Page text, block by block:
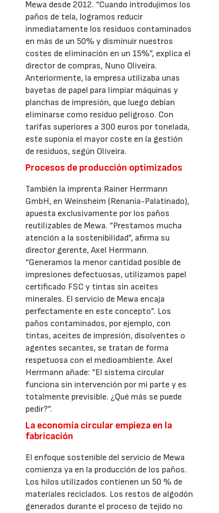
Mewa desde 2012. “Cuando introdujimos los
paños de tela, logramos reducir
inmediatamente los residuos contaminados
en más de un 50% y disminuir nuestros
costes de eliminación en un 15%”, explica el
director de compras, Nuno Oliveira.
Anteriormente, la empresa utilizaba unas
bayetas de papel para limpiar máquinas y
planchas de impresión, que luego debían
eliminarse como residuo peligroso. Con
tarifas superiores a 300 euros por tonelada,
este suponía el mayor coste en la gestión
de residuos, según Oliveira.
Procesos de producción optimizados
También la imprenta Rainer Herrmann
GmbH, en Weinsheim (Renania-Palatinado),
apuesta exclusivamente por los paños
reutilizables de Mewa. “Prestamos mucha
atención a la sostenibilidad”, afirma su
director gerente, Axel Herrmann.
“Generamos la menor cantidad posible de
impresiones defectuosas, utilizamos papel
certificado FSC y tintas sin aceites
minerales. El servicio de Mewa encaja
perfectamente en este concepto”. Los
paños contaminados, por ejemplo, con
tintas, aceites de impresión, disolventes o
agentes secantes, se tratan de forma
respetuosa con el medioambiente. Axel
Herrmann añade: “El sistema circular
funciona sin intervención por mi parte y es
totalmente previsible. ¿Qué más se puede
pedir?”.
La economía circular empieza en la
fabricación
El enfoque sostenible del servicio de Mewa
comienza ya en la producción de los paños.
Los hilos utilizados contienen un 50 % de
materiales reciclados. Los restos de algodón
generados durante el proceso de tejido no